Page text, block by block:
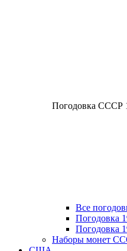
Погодовка СССР
Все
Погодовка
Погодовка
Наборы монет